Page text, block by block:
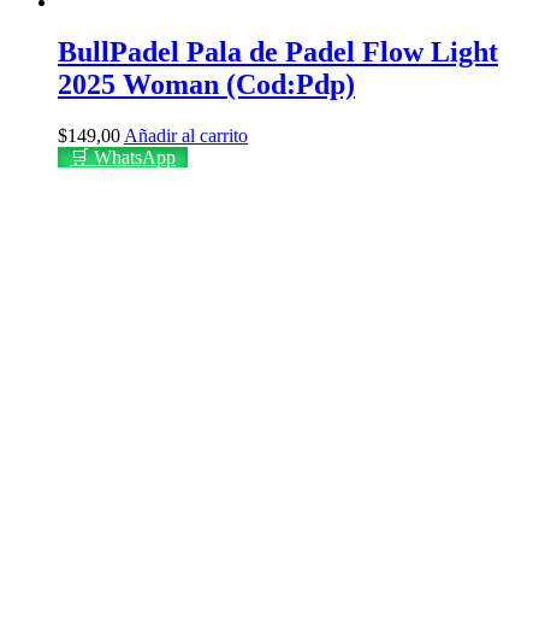
BullPadel Pala de Padel Flow Light
2025 Woman (Cod:Pdp)
$149,00 Añadir al carrito
🛒 WhatsApp